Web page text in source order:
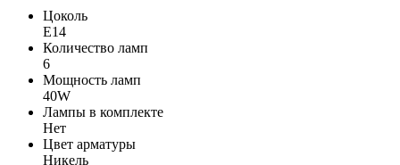
Цоколь
Е14
Количество ламп
6
Мощность ламп
40W
Лампы в комплекте
Нет
Цвет арматуры
Никель